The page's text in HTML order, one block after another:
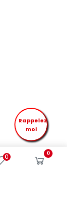
0 0
Rappelez
moi